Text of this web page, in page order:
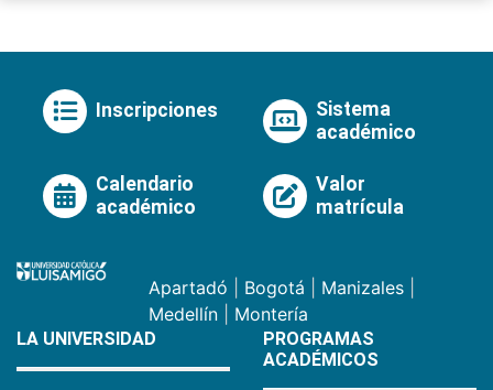
Inscripciones
Sistema
académico
Calendario
académico
Valor
matrícula
Apartadó Bogotá Manizales
Medellín
Montería
LA UNIVERSIDAD
PROGRAMAS
ACADÉMICOS